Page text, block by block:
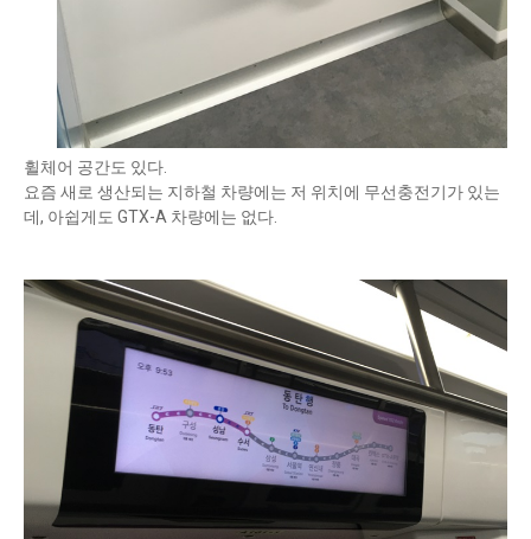
휠체어 공간도 있다.
요즘 새로 생산되는 지하철 차량에는 저 위치에 무선충전기가 있는
데, 아쉽게도 GTX-A 차량에는 없다.